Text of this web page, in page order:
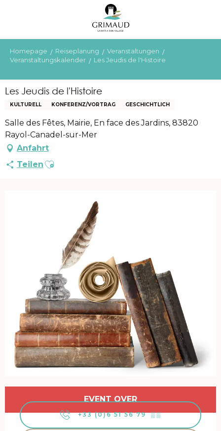
principal
Homepage Reiseplanung
Veranstaltungen
Veranstaltungskalender
Les Jeudis de l'Histoire
Les Jeudis de l'Histoire
KULTURELL KONFERENZ/VORTRAG GESCHICHTLICH
Salle des Fêtes, Mairie, En face des Jardins, 83820
Rayol-Canadel-sur-Mer
Anfahrt
Teilen Ajouter aux favoris
Öffnungszeiten & Kontaktdaten
EVENT OVER
+33 (0)6 51 56 79▒▒